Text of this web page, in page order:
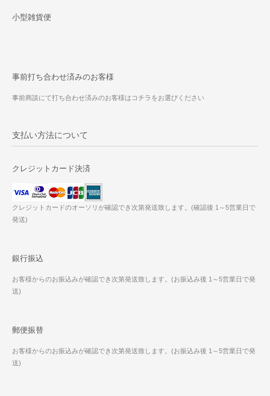
小型雑貨便
事前打ち合わせ済みのお客様
事前商談にて打ち合わせ済みのお客様はコチラをお選びください
支払い方法について
クレジットカード決済
クレジットカードのオーソリが確認でき次第発送致します。(確認後 1～5営業日で
発送)
銀行振込
お客様からのお振込みが確認でき次第発送致します。(お振込み後 1～5営業日で発
送)
郵便振替
お客様からのお振込みが確認でき次第発送致します。(お振込み後 1～5営業日で発
送)